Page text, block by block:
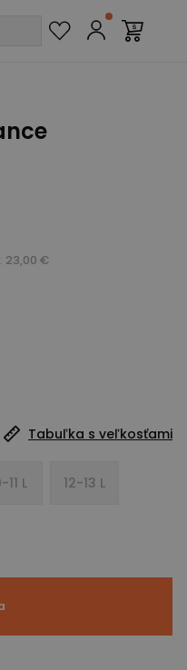
23,00 €
Tabuľka s veľkosťami
11 L 12-13 L